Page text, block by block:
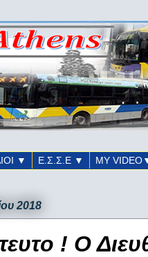
▼ Ε.Σ.Σ.Ε ▼ ΜΥ
2018
! Ο